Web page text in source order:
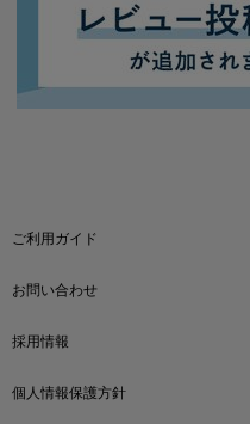
ご利用ガイド
お問い合わせ
採用情報
個人情報保護方針